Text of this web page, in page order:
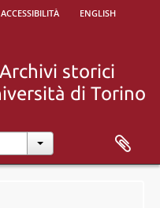
accessibilità
english